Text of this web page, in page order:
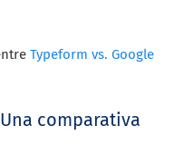
Typeform vs. Google
comparativa